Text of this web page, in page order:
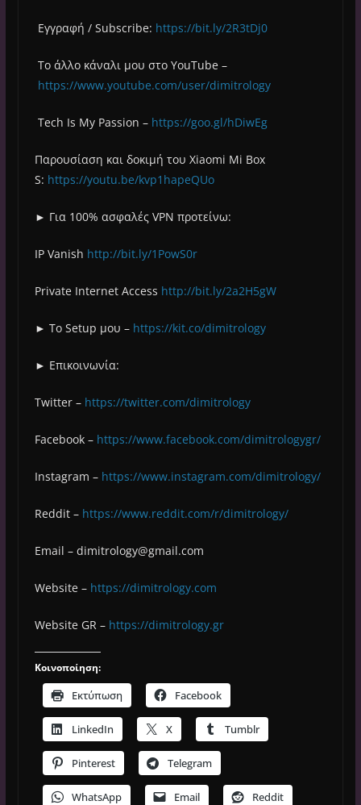
Εγγραφή / Subscribe: https://bit.ly/2R3tDj0
Το άλλο κάναλι μου στο YouTube –
https://www.youtube.com/user/dimitrology
Tech Is My Passion – https://goo.gl/hDiwEg
Παρουσίαση και δοκιμή του Xiaomi Mi Box
S: https://youtu.be/kvp1hapeQUo
► Για 100% ασφαλές VPN προτείνω:
IP Vanish http://bit.ly/1PowS0r
Private Internet Access http://bit.ly/2a2H5gW
► Το Setup μου – https://kit.co/dimitrology
► Επικοινωνία:
Twitter – https://twitter.com/dimitrology
Facebook – https://www.facebook.com/dimitrologygr/
Instagram – https://www.instagram.com/dimitrology/
Reddit – https://www.reddit.com/r/dimitrology/
Email – dimitrology@gmail.com
Website – https://dimitrology.com
Website GR – https://dimitrology.gr
Κοινοποίηση:
Εκτύπωση Facebook
LinkedIn X Tumblr
Pinterest Telegram
WhatsApp Email Reddit